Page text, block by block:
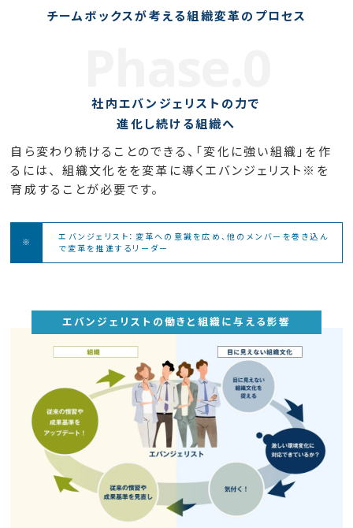
チームボックスが考える組織変革のプロセス
社内エバンジェリストの力で
進化し続ける組織へ
自ら変わり続けることのできる、「変化に強い組織」を作
るには、
組織文化をを変革に導くエバンジェリスト※を
育成することが必要です。
エバンジェリスト：変革への意識を広め、他のメンバーを巻き込ん
で変革を推進するリーダー
エバンジェリストの働きと組織に与える影響